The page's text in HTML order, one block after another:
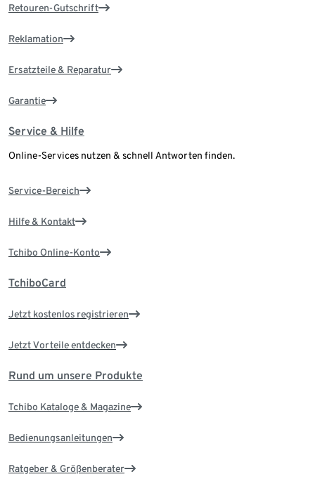
Retouren-Gutschrift
Reklamation
Ersatzteile & Reparatur
Garantie
Service & Hilfe
Online-Services nutzen & schnell Antworten finden.
Service-Bereich
Hilfe & Kontakt
Tchibo Online-Konto
TchiboCard
Jetzt kostenlos registrieren
Jetzt Vorteile entdecken
Rund um unsere Produkte
Tchibo Kataloge & Magazine
Bedienungsanleitungen
Ratgeber & Größenberater